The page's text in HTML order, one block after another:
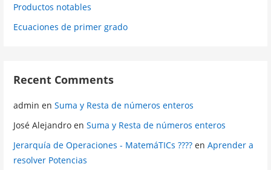
Productos notables
Ecuaciones de primer grado
Recent Comments
admin enSuma y Resta de números enteros
José Alejandro enSuma y Resta de números enteros
Jerarquía de Operaciones - MatemáTICs ???? enAprender a
resolver Potencias